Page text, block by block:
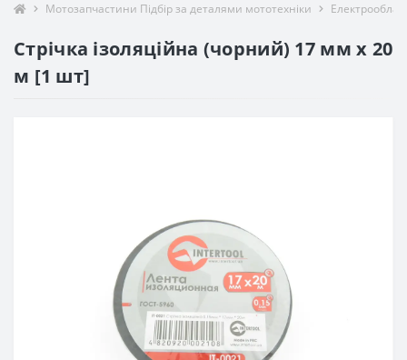
Мотозапчастини Підбір за деталями мототехніки
Стрічка ізоляційна (чорний) 17 мм x 20
м [1 шт]